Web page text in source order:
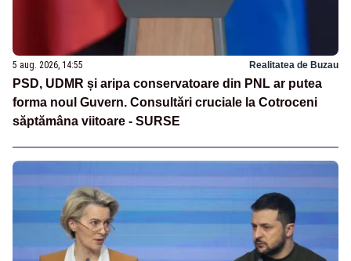
5 aug. 2026, 14:55 Realitatea de Buzau
PSD, UDMR și aripa conservatoare din PNL ar putea
forma noul Guvern. Consultări cruciale la Cotroceni
săptămâna viitoare - SURSE